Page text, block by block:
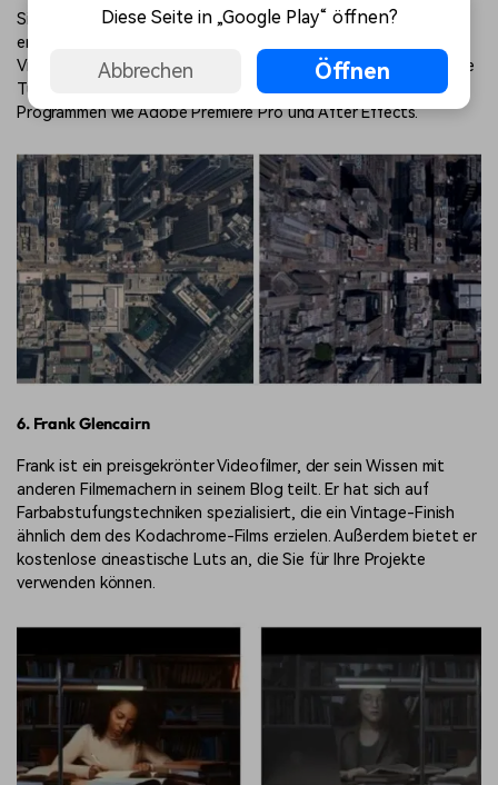
Sie können auch kostenlose Kino-LUTs von Rocket Stock
erhalten. Die Webseite ist ein Online-Marktplatz für Foto- und
Videobearbeitungsmaterialien. Sie finden dort auch informative
Tutorials zur Verwendung ihrer Produkte in verschiedenen
Programmen wie Adobe Premiere Pro und After Effects.
6. Frank Glencairn
Frank ist ein preisgekrönter Videofilmer, der sein Wissen mit
anderen Filmemachern in seinem Blog teilt. Er hat sich auf
Farbabstufungstechniken spezialisiert, die ein Vintage-Finish
ähnlich dem des Kodachrome-Films erzielen. Außerdem bietet er
kostenlose cineastische Luts an, die Sie für Ihre Projekte
verwenden können.
Diese Seite in „Google Play“ öffnen?
Abbrechen Öffnen